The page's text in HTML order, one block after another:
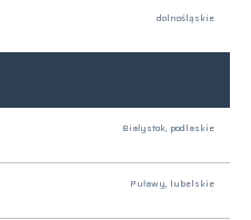
dolnośląskie
Białystok, podlaskie
Puławy, lubelskie